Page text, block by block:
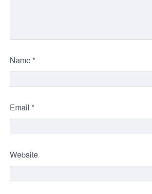
Name *
Email *
Website